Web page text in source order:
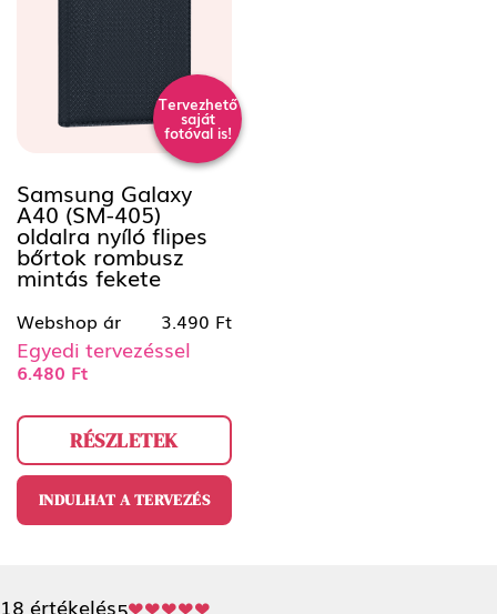
Tervezhető
saját
fotóval is!
Samsung Galaxy
A40 (SM-405)
oldalra nyíló flipes
bőrtok rombusz
mintás fekete
Webshop ár 3.490 Ft
Egyedi tervezéssel
6.480 Ft
RÉSZLETEK
INDULHAT A TERVEZÉS
18 értékelés